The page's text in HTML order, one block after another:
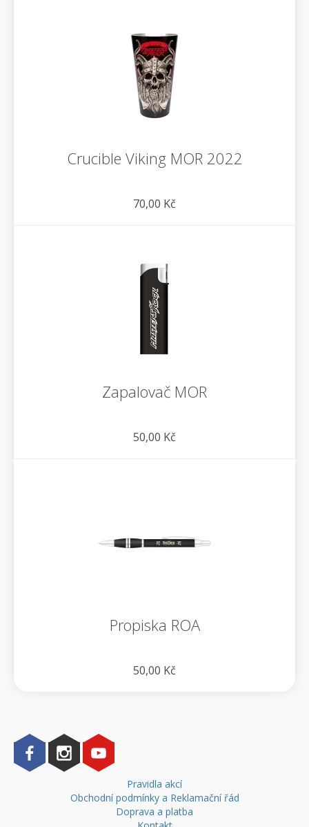
Crucible Viking MOR 2022
70,00 Kč
Zapalovač MOR
50,00 Kč
Propiska ROA
50,00 Kč
Pravidla akcí
Obchodní podmínky a Reklamační řád
Doprava a platba